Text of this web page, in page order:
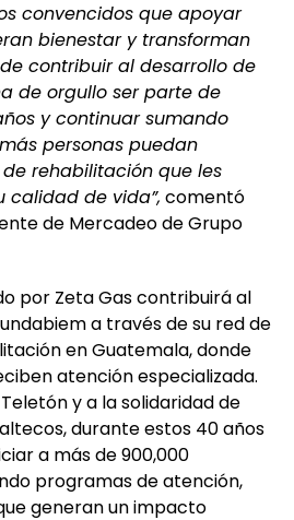
convencidos que apoyar
bienestar y transforman
contribuir al desarrollo de
de orgullo ser parte de
y continuar sumando
personas puedan
rehabilitación que les
calidad de vida”, comentó
de Mercadeo de Grupo
por Zeta Gas contribuirá al
a través de su red de
en Guatemala, donde
atención especializada.
y a la solidaridad de
durante estos 40 años
a más de 900,000
programas de atención,
generan un impacto